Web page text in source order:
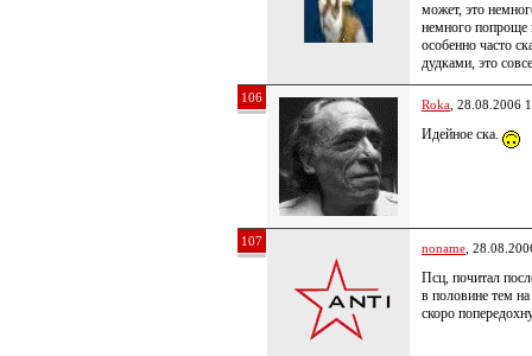
может, это
немного попроще
особенно часто
дудками, это
106 Roka , 28.08.2006
Идейное ска.
107 noname ,
Псц, почитал
в половине тем
скоро